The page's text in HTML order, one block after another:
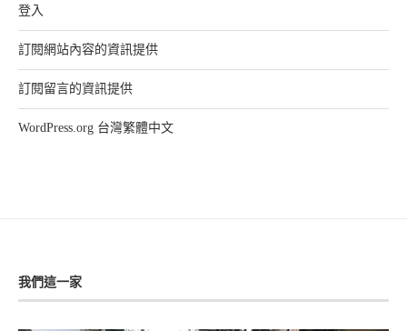
登入
訂閱網站內容的資訊提供
訂閱留言的資訊提供
WordPress.org 台灣繁體中文
我們這一家